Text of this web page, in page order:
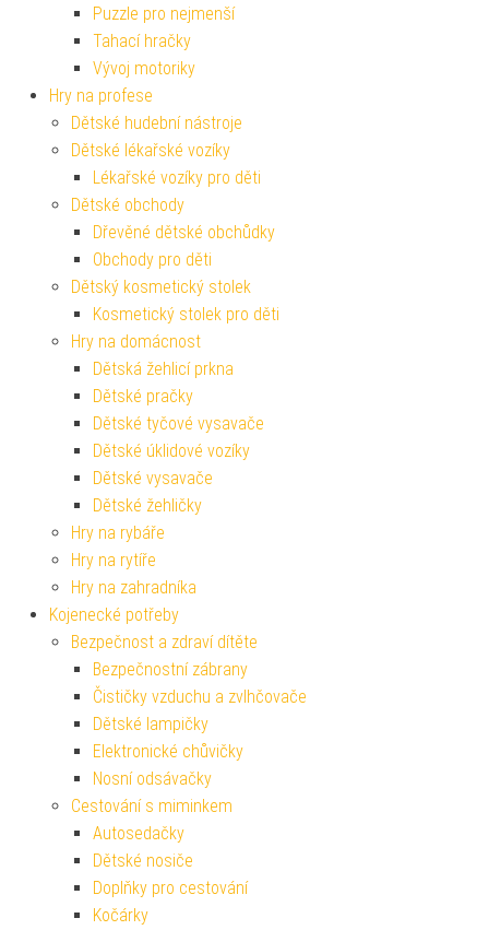
Puzzle pro nejmenší
Tahací hračky
Vývoj motoriky
Hry na profese
Dětské hudební nástroje
Dětské lékařské vozíky
Lékařské vozíky pro děti
Dětské obchody
Dřevěné dětské obchůdky
Obchody pro děti
Dětský kosmetický stolek
Kosmetický stolek pro děti
Hry na domácnost
Dětská žehlicí prkna
Dětské pračky
Dětské tyčové vysavače
Dětské úklidové vozíky
Dětské vysavače
Dětské žehličky
Hry na rybáře
Hry na rytíře
Hry na zahradníka
Kojenecké potřeby
Bezpečnost a zdraví dítěte
Bezpečnostní zábrany
Čističky vzduchu a zvlhčovače
Dětské lampičky
Elektronické chůvičky
Nosní odsávačky
Cestování s miminkem
Autosedačky
Dětské nosiče
Doplňky pro cestování
Kočárky